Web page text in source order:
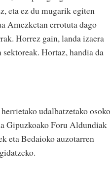
eta ez du mugarik egiten
Amezketan errotuta dago
Horrez gain, landa izaera
Hortaz, handia da
udalbatzetako osoko
Gipuzkoako Foru Aldundiak
eta Bedaioko auzotarren